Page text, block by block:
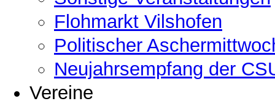
Flohmarkt Vilshofen
Politischer
Neujahrsempfang der
Vereine